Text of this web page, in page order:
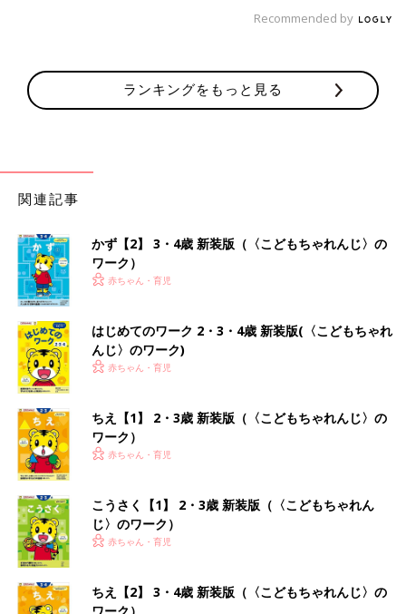
Recommended by
ランキングをもっと見る
関連記事
かず【2】 3・4歳 新装版（〈こどもちゃれんじ〉の
ワーク）
赤ちゃん・育児
はじめてのワーク 2・3・4歳 新装版(〈こどもちゃれ
んじ〉のワーク)
赤ちゃん・育児
ちえ【1】 2・3歳 新装版（〈こどもちゃれんじ〉の
ワーク）
赤ちゃん・育児
こうさく【1】 2・3歳 新装版（〈こどもちゃれん
じ〉のワーク）
赤ちゃん・育児
ちえ【2】 3・4歳 新装版（〈こどもちゃれんじ〉の
ワーク）